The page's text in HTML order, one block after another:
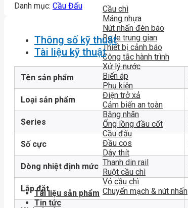
Cầu chì
Máng nhựa
Nút nhấn đèn báo
Rơ le trung gian
Thiết bị cảnh báo
Công tắc hành trình
Xử lý nước
Biến áp
Phụ kiện
Điện trở xả
Cảm biến an toàn
Băng nhãn
Ống lồng đầu cốt
Cầu đấu
Đầu cos
Dây thít
Thanh din rail
Ruột cầu chì
Vỏ cầu chì
Chuyển mạch & nút nhấn
Tài liệu sản phẩm
Tin tức
Danh mục: Cầu Đấu
Thông số kỹ thuật
Tài liệu kỹ thuật
Tên sản phẩm
Loại sản phẩm
Series
Số cực
Dòng nhiệt định mức
Lắp đặt